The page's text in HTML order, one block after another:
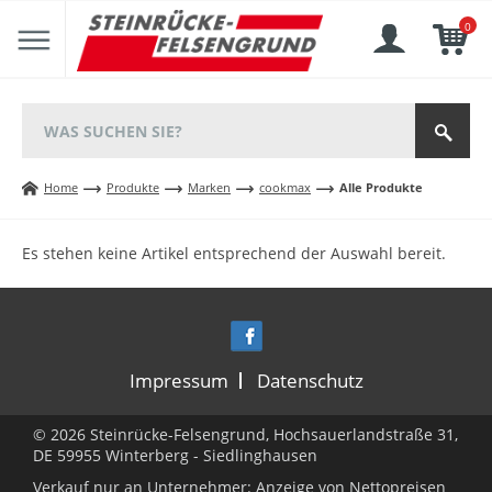
0
Home Produkte Marken cookmax Alle Produkte
Es stehen keine Artikel entsprechend der Auswahl bereit.
Impressum Datenschutz
© 2026 Steinrücke-Felsengrund, Hochsauerlandstraße 31,
DE 59955 Winterberg - Siedlinghausen
Verkauf nur an Unternehmer: Anzeige von Nettopreisen